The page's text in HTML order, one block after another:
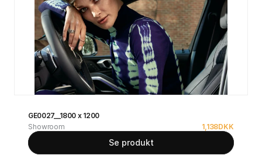
GE0027__1800 x 1200
Showroom
1,138DKK
Se produkt